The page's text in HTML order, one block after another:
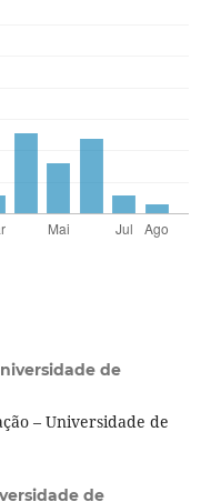
de
– Universidade de
de